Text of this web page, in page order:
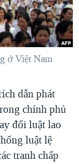
CUỘC'
ở Việt Nam
dẫn phát
chính phủ
đổi luật lao
luật lệ
tranh chấp